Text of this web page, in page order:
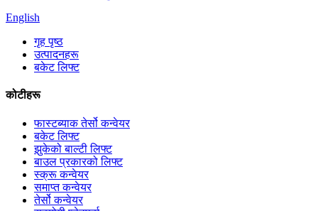
English
गृह पृष्ठ
उत्पादनहरू
बकेट लिफ्ट
कोटीहरू
फास्टब्याक तेर्सो कन्वेयर
बकेट लिफ्ट
झुकेको बाल्टी लिफ्ट
बाउल प्रकारको लिफ्ट
स्क्रू कन्वेयर
समाप्त कन्वेयर
तेर्सो कन्वेयर